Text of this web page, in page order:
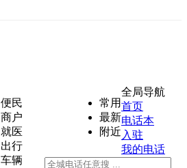
便民
商户
就医
出行
车辆
常用
最新
附近
全局导航
首页
电话本
入驻
我的电话